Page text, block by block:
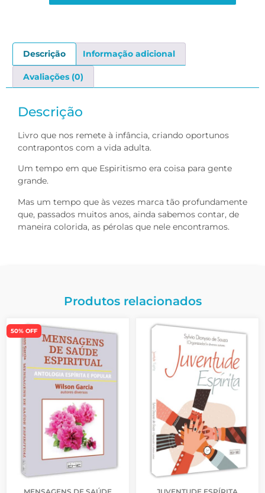
Descrição Informação adicional
Avaliações (0)
Descrição
Livro que nos remete à infância, criando oportunos
contrapontos com a vida adulta.
Um tempo em que Espiritismo era coisa para gente
grande.
Mas um tempo que às vezes marca tão profundamente
que, passados muitos anos, ainda sabemos contar, de
maneira colorida, as pérolas que nele encontramos.
Produtos relacionados
50% OFF